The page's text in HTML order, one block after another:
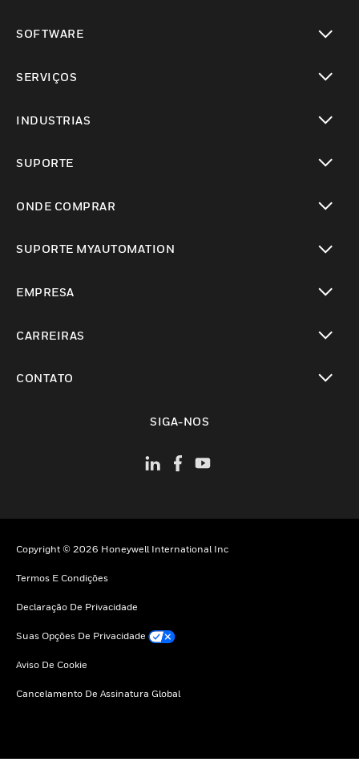
SOFTWARE
SERVIÇOS
INDUSTRIAS
SUPORTE
ONDE COMPRAR
SUPORTE MYAUTOMATION
EMPRESA
CARREIRAS
CONTATO
SIGA-NOS
Copyright © 2026 Honeywell International Inc
Termos E Condições
Declaração De Privacidade
Suas Opções De Privacidade
Aviso De Cookie
Cancelamento De Assinatura Global